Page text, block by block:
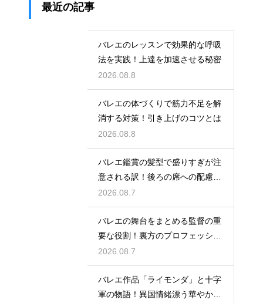
最近の記事
バレエのレッスンで効果的な呼吸
法を実践！上達を加速させる秘密
2026.08.8
バレエの体づくりで筋力不足を解
消する対策！引き上げのコツとは
2026.08.8
バレエ鑑賞の髪型で盛りすぎが注
意される訳！後ろの席への配慮と
は
2026.08.7
バレエの舞台をまとめる監督の重
要な役割！裏方のプロフェッショ
ナル
2026.08.7
バレエ作品「ライモンダ」と十字
軍の物語！異国情緒漂う華やかな